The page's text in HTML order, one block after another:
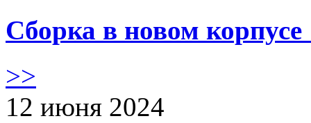
Сборка в новом
>>
12 июня 2024